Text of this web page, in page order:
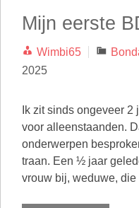
Mijn eerste
Wimbi65
2025
Ik zit sinds ongeveer
voor alleenstaanden.
onderwerpen
traan. Een ½ jaar
vrouw bij, weduwe,